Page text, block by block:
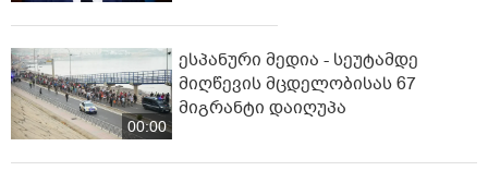
00:00
ესპანური მედია - სეუტამდე
მიღწევის მცდელობისას 67
მიგრანტი დაიღუპა